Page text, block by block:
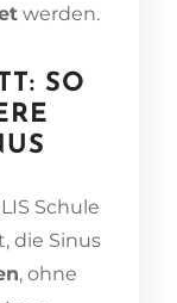
werden.
SO
Schule
die Sinus
, ohne